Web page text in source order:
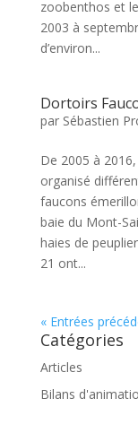
zoobenthos et
2003 à
d’environ...
Dortoirs
par Sébastien
De 2005 à
organisé
faucons
baie du Mont-
haies de
21 ont...
« Entrées
Catégories
Articles
Bilans